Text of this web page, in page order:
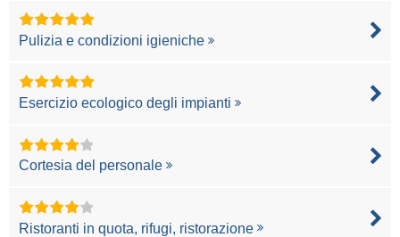
Pulizia e condizioni igieniche
Esercizio ecologico degli impianti
Cortesia del personale
Ristoranti in quota, rifugi, ristorazione